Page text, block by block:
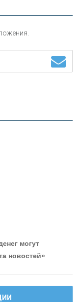
того, чтобы
«Интервью»
могут
новостей»